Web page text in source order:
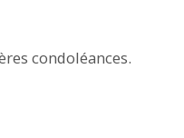
condoléances.